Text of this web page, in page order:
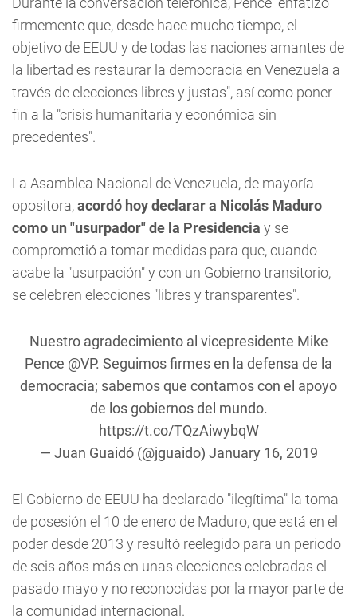
firmemente que, desde hace mucho tiempo, el
objetivo de EEUU y de todas las naciones amantes de
la libertad es restaurar la democracia en Venezuela a
través de elecciones libres y justas", así como poner
fin a la "crisis humanitaria y económica sin
precedentes".
La Asamblea Nacional de Venezuela, de mayoría
opositora,acordó hoy declarar a Nicolás Maduro
como un "usurpador" de la Presidencia y se
comprometió a tomar medidas para que, cuando
acabe la "usurpación" y con un Gobierno transitorio,
se celebren elecciones "libres y transparentes".
Nuestro agradecimiento al vicepresidente Mike
Pence @VP. Seguimos firmes en la defensa de la
democracia; sabemos que contamos con el apoyo
de los gobiernos del mundo.
https://t.co/TQzAiwybqW
— Juan Guaidó (@jguaido) January 16, 2019
El Gobierno de EEUU ha declarado "ilegítima" la toma
de posesión el 10 de enero de Maduro, que está en el
poder desde 2013 y resultó reelegido para un periodo
de seis años más en unas elecciones celebradas el
pasado mayo y no reconocidas por la mayor parte de
la comunidad internacional.